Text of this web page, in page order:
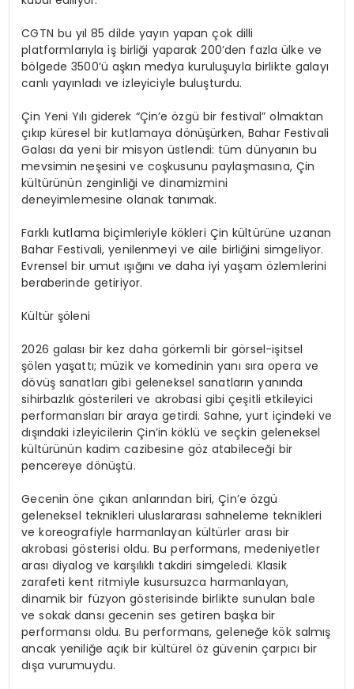
CGTN bu yıl 85 dilde yayın yapan çok dilli
platformlarıyla iş birliği yaparak 200’den fazla ülke ve
bölgede 3500’ü aşkın medya kuruluşuyla birlikte galayı
canlı yayınladı ve izleyiciyle buluşturdu.
Çin Yeni Yılı giderek “Çin’e özgü bir festival” olmaktan
çıkıp küresel bir kutlamaya dönüşürken, Bahar Festivali
Galası da yeni bir misyon üstlendi: tüm dünyanın bu
mevsimin neşesini ve coşkusunu paylaşmasına, Çin
kültürünün zenginliği ve dinamizmini
deneyimlemesine olanak tanımak.
Farklı kutlama biçimleriyle kökleri Çin kültürüne uzanan
Bahar Festivali, yenilenmeyi ve aile birliğini simgeliyor.
Evrensel bir umut ışığını ve daha iyi yaşam özlemlerini
beraberinde getiriyor.
Kültür şöleni
2026 galası bir kez daha görkemli bir görsel-işitsel
şölen yaşattı; müzik ve komedinin yanı sıra opera ve
dövüş sanatları gibi geleneksel sanatların yanında
sihirbazlık gösterileri ve akrobasi gibi çeşitli etkileyici
performansları bir araya getirdi. Sahne, yurt içindeki ve
dışındaki izleyicilerin Çin’in köklü ve seçkin geleneksel
kültürünün kadim cazibesine göz atabileceği bir
pencereye dönüştü.
Gecenin öne çıkan anlarından biri, Çin’e özgü
geleneksel teknikleri uluslararası sahneleme teknikleri
ve koreografiyle harmanlayan kültürler arası bir
akrobasi gösterisi oldu. Bu performans, medeniyetler
arası diyalog ve karşılıklı takdiri simgeledi. Klasik
zarafeti kent ritmiyle kusursuzca harmanlayan,
dinamik bir füzyon gösterisinde birlikte sunulan bale
ve sokak dansı gecenin ses getiren başka bir
performansı oldu. Bu performans, geleneğe kök salmış
ancak yeniliğe açık bir kültürel öz güvenin çarpıcı bir
dışa vurumuydu.